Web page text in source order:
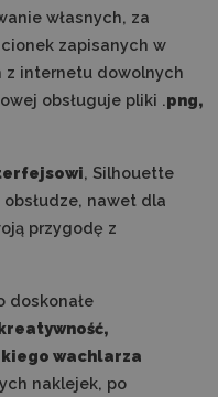
własnych, za
zapisanych w
z internetu dowolnych
obsługuje pliki .png,
, Silhouette
nawet dla
przygodę z
doskonałe
wachlarza
naklejek, po